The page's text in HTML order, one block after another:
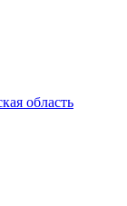
область